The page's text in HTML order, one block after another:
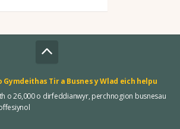
Gymdeithas Tir a Busnes y Wlad eich helpu
o 26,000 o dirfeddianwyr, perchnogion busnesau